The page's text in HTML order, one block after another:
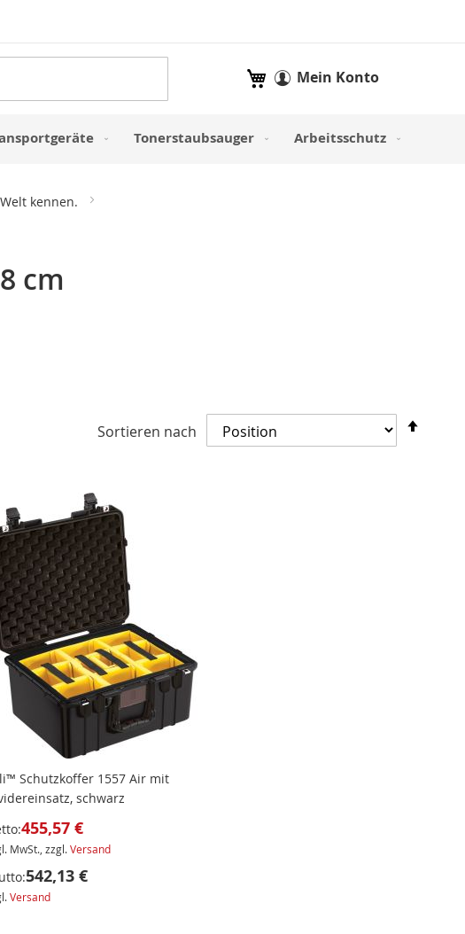
Mein Warenkorb
Mein Konto
Tonerstaubsauger Arbeitsschutz
kennen.
cm
Sortieren nach
Schutzkoffer 1557 Air mit
schwarz
455,57 €
MwSt., zzgl.Versand
542,13 €
Versand